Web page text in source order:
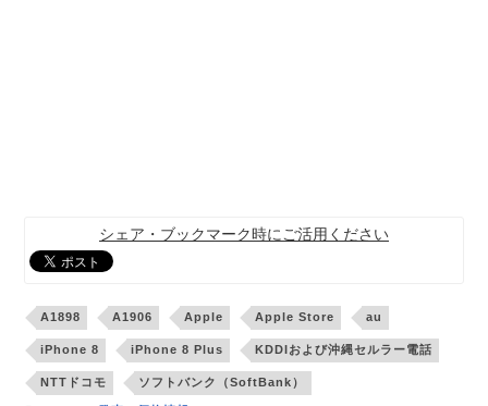
シェア・ブックマーク時にご活用ください
A1898 A1906 Apple Apple Store au
iPhone 8 iPhone 8 Plus KDDIおよび沖縄セルラー電話
NTTドコモ ソフトバンク（SoftBank）